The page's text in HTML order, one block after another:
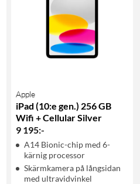
Apple
iPad (10:e gen.) 256 GB
Wifi + Cellular Silver
9 195:-
A14 Bionic-chip med 6-
kärnig processor
Skärmkamera på långsidan
med ultravidvinkel